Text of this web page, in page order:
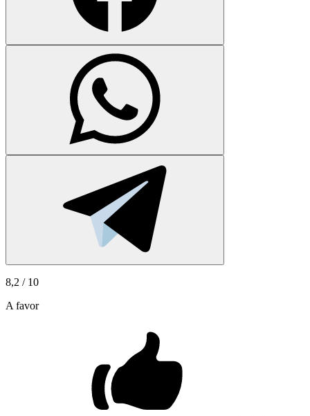
8,2 / 10
A favor